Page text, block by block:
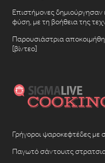
Επιστήμονες
φύση, με τη βοήθεια της
Παρουσιάστρια
[βίντεο]
Γρήγοροι ψαροκεφτέδες με
Παγωτό σάντουιτς